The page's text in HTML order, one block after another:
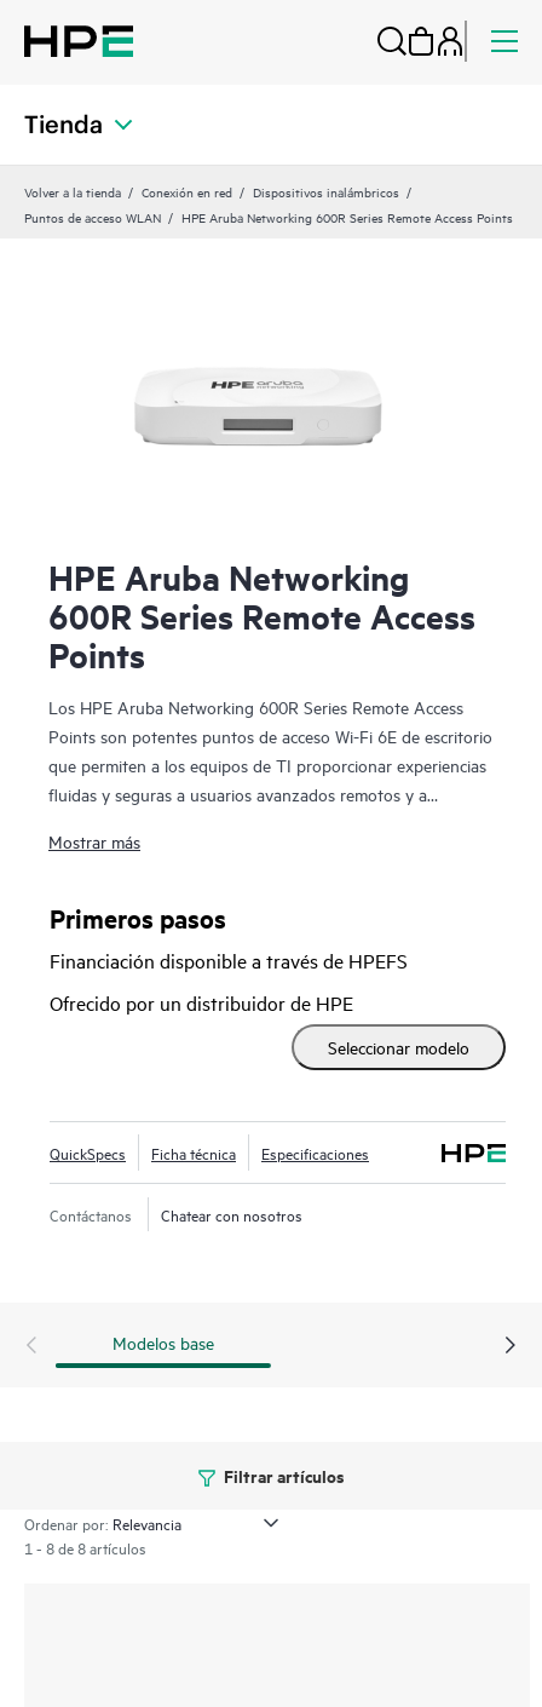
Tienda
Volver a la tienda Conexión en red
Dispositivos inalámbricos
Puntos de acceso WLAN
HPE Aruba Networking 600R Series Remote Access Points
HPE Aruba Networking
600R Series Remote Access
Points
Los HPE Aruba Networking 600R Series Remote Access
Points son potentes puntos de acceso Wi-Fi 6E de escritorio
que permiten a los equipos de TI proporcionar experiencias
fluidas y seguras a usuarios avanzados remotos y a
velocidad de datos agregada combinada de hasta 3,6 Gbps
una mayor capacidad inalámbrica y canales más amplios al
aprovechar Wi-Fi 6E y la banda de 6 GHz para duplicar con
creces la capacidad para respaldar las crecientes demandas
del wifi, especialmente en comunicaciones de vídeo de gran
ancho de banda y sensibles a la latencia.
de uso para tareas cruciales.
El puerto multigigabit, los puertos gigabit y la integración
de Bluetooth Low Energy (BLE) y Zigbee ofrecen una
amplia variedad de opciones de conectividad. Los equipos
garantía limitada de por vida.
Mostrar más
Primeros pasos
Financiación disponible a través de HPEFS
Ofrecido por un distribuidor de HPE
Seleccionar modelo
QuickSpecs Ficha técnica Especificaciones
Contáctanos Chatear con nosotros
Modelos base
Filtrar artículos
Ordenar por:
1 - 8 de 8 artículos